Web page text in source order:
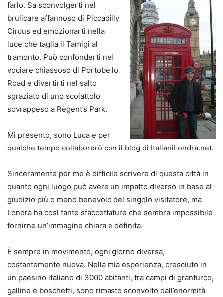
farlo. Sa sconvolgerti nel
brulicare affannoso di Piccadilly
Circus ed emozionarti nella
luce che taglia il Tamigi al
tramonto. Può confonderti nel
vociare chiassoso di Portobello
Road e divertirti nel salto
sgraziato di uno scoiattolo
sovrappeso a Regent’s Park.
Mi presento, sono Luca e per
qualche tempo collaborerò con il blog di ItalianiLondra.net.
Sinceramente per me è difficile scrivere di questa città in
quanto ogni luogo può avere un impatto diverso in base al
giudizio più o meno benevolo del singolo visitatore, ma
Londra ha così tante sfaccettature che sembra impossibile
fornirne un’immagine chiara e definita.
È sempre in movimento, ogni giorno diversa,
costantemente nuova. Nella mia esperienza, cresciuto in
un paesino italiano di 3000 abitanti, tra campi di granturco,
galline e boschetti, sono rimasto sconvolto dall’enormità